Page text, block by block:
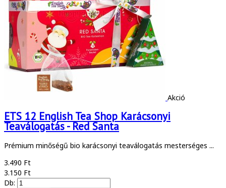
Akció
ETS 12 English Tea Shop Karácsonyi
Teaválogatás - Red Santa
Prémium minőségű bio karácsonyi teaválogatás mesterséges ...
3.490 Ft
3.150 Ft
Db: